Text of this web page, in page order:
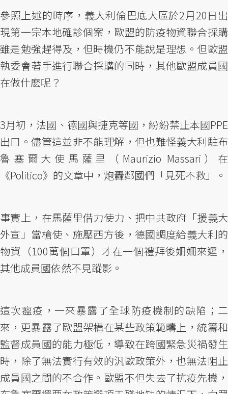
參照上述的時序，義大利倫巴底大區於2月20日出
現第一宗本地確診個案，歐盟的防疫物資聯合採購
雖是勉強趕得及，但時機仍不能說是理想。但歐盟
執委會著手進行聯合採購的同時，其他歐盟成員國
在做什麽呢？
3月初，法國、德國與捷克等國，紛紛禁止本國PPE
出口。儘管這並非不能理解，但也難怪義大利駐布
魯塞爾大使馬薩里（Maurizio Massari）在
《Politico》的文章中，炮轟鄰國們「見死不救」。
事實上，在馬薩里借力使力、把中共政府「援義大
外宣」當槍使、施壓西方後，德國調度給義大利的
物資（100萬個口罩）才在一個禮拜後姍姍來遲，
其他成員國依然不見蹤影。
這次瘟疫，一來暴露了全球防疫機制的缺陷；二
來，更暴露了歐盟架構在某些政策範疇上，統籌和
監督成員國的能力極低，導致在跨國緊急災禍發生
時，除了無法實行有效的汎歐政策外，也無法阻止
成員國之間的不合作。歐盟不但失去了抗疫先機，